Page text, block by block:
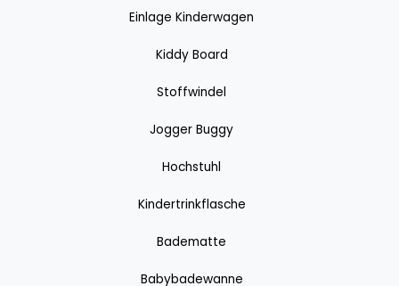
Einlage Kinderwagen
Kiddy Board
Stoffwindel
Jogger Buggy
Hochstuhl
Kindertrinkflasche
Badematte
Babybadewanne